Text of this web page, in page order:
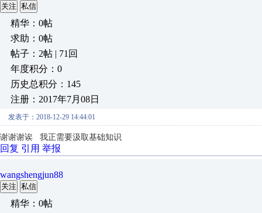
关注 私信
精华：0帖
求助：0帖
帖子：2帖 | 71回
年度积分：0
历史总积分：145
注册：2017年7月08日
发表于：2018-12-29 14:44:01
谢谢谢诶 我正需要汲取基础知识
回复 引用 举报
wangshengjun88
关注 私信
精华：0帖